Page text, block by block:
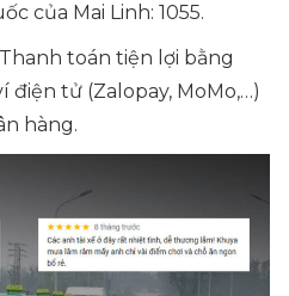
của Mai Linh: 1055.
toán tiện lợi bằng
tử (Zalopay, MoMo,…)
hàng.